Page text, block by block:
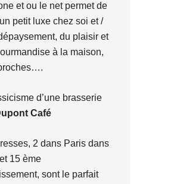
et ou le net permet de
petit luxe chez soi et /
du plaisir et
à la maison,
d’une brasserie
Café
2 dans Paris dans
15 ème
sont le parfait